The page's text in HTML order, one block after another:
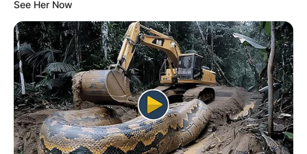
See Her Now